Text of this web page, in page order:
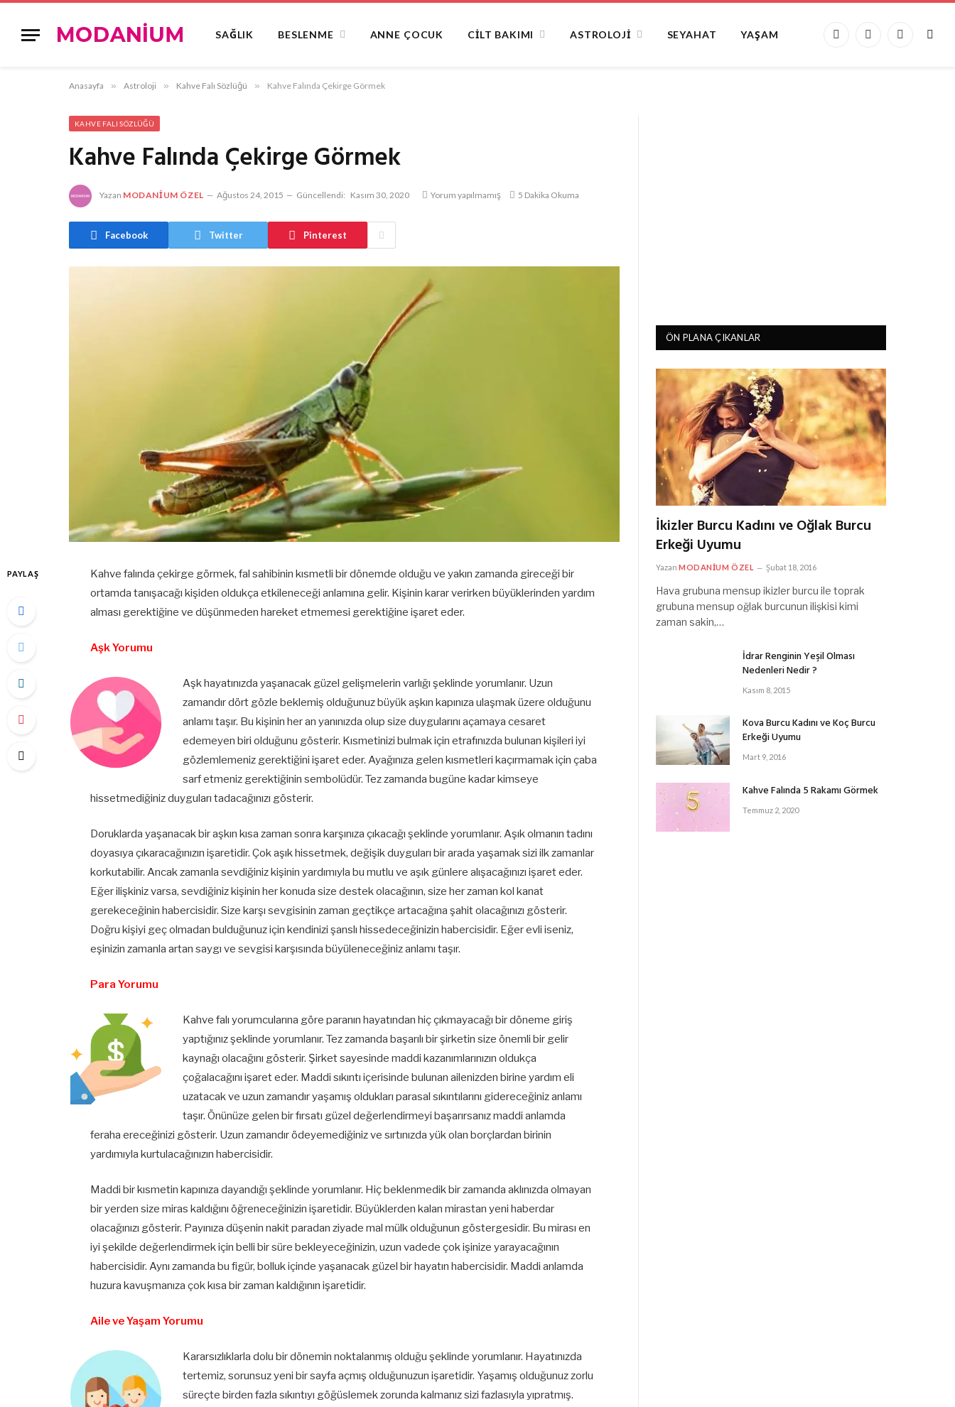
SAĞLIK BESLENME ANNE ÇOCUK CILT BAKIMI ASTROLOJI SEYAHAT YAŞAM
Facebook
X
Instagram
Anasayfa » Astroloji » Kahve Falı Sözlüğü » Kahve Falında Çekirge Görmek
KAHVE FALI SÖZLÜĞÜ
Kahve Falında Çekirge Görmek
Yazan MODANIUM ÖZEL Ağustos 24, 2015 Güncellendi: Kasım 30, 2020 Yorum yapılmamış 5 Dakika Okuma
Facebook Twitter Pinterest
PAYLAŞ
Kahve falında çekirge görmek, fal sahibinin kısmetli bir dönemde olduğu ve yakın zamanda gireceği bir
ortamda tanışacağı kişiden oldukça etkileneceği anlamına gelir. Kişinin karar verirken büyüklerinden yardım
alması gerektiğine ve düşünmeden hareket etmemesi gerektiğine işaret eder.
Aşk Yorumu
Aşk hayatınızda yaşanacak güzel gelişmelerin varlığı şeklinde yorumlanır. Uzun
zamandır dört gözle beklemiş olduğunuz büyük aşkın kapınıza ulaşmak üzere olduğunu
anlamı taşır. Bu kişinin her an yanınızda olup size duygularını açamaya cesaret
edemeyen biri olduğunu gösterir. Kısmetinizi bulmak için etrafınızda bulunan kişileri iyi
gözlemlemeniz gerektiğini işaret eder. Ayağınıza gelen kısmetleri kaçırmamak için çaba
sarf etmeniz gerektiğinin sembolüdür. Tez zamanda bugüne kadar kimseye
hissetmediğiniz duyguları tadacağınızı gösterir.
Doruklarda yaşanacak bir aşkın kısa zaman sonra karşınıza çıkacağı şeklinde yorumlanır. Aşık olmanın tadını
doyasıya çıkaracağınızın işaretidir. Çok aşık hissetmek, değişik duyguları bir arada yaşamak sizi ilk zamanlar
korkutabilir. Ancak zamanla sevdiğiniz kişinin yardımıyla bu mutlu ve aşık günlere alışacağınızı işaret eder.
Eğer ilişkiniz varsa, sevdiğiniz kişinin her konuda size destek olacağının, size her zaman kol kanat
gerekeceğinin habercisidir. Size karşı sevgisinin zaman geçtikçe artacağına şahit olacağınızı gösterir.
Doğru kişiyi geç olmadan bulduğunuz için kendinizi şanslı hissedeceğinizin habercisidir. Eğer evli iseniz,
eşinizin zamanla artan saygı ve sevgisi karşısında büyüleneceğiniz anlamı taşır.
Para Yorumu
Kahve falı yorumcularına göre paranın hayatından hiç çıkmayacağı bir döneme giriş
yaptığınız şeklinde yorumlanır. Tez zamanda başarılı bir şirketin size önemli bir gelir
kaynağı olacağını gösterir. Şirket sayesinde maddi kazanımlarınızın oldukça
çoğalacağını işaret eder. Maddi sıkıntı içerisinde bulunan ailenizden birine yardım eli
uzatacak ve uzun zamandır yaşamış oldukları parasal sıkıntılarını gidereceğiniz anlamı
taşır. Önünüze gelen bir fırsatı güzel değerlendirmeyi başarırsanız maddi anlamda
feraha ereceğinizi gösterir. Uzun zamandır ödeyemediğiniz ve sırtınızda yük olan borçlardan birinin
yardımıyla kurtulacağınızın habercisidir.
Maddi bir kısmetin kapınıza dayandığı şeklinde yorumlanır. Hiç beklenmedik bir zamanda aklınızda olmayan
bir yerden size miras kaldığını öğreneceğinizin işaretidir. Büyüklerden kalan mirastan yeni haberdar
olacağınızı gösterir. Payınıza düşenin nakit paradan ziyade mal mülk olduğunun göstergesidir. Bu mirası en
iyi şekilde değerlendirmek için belli bir süre bekleyeceğinizin, uzun vadede çok işinize yarayacağının
habercisidir. Aynı zamanda bu figür, bolluk içinde yaşanacak güzel bir hayatın habercisidir. Maddi anlamda
huzura kavuşmanıza çok kısa bir zaman kaldığının işaretidir.
Aile ve Yaşam Yorumu
Kararsızlıklarla dolu bir dönemin noktalanmış olduğu şeklinde yorumlanır. Hayatınızda
tertemiz, sorunsuz yeni bir sayfa açmış olduğunuzun işaretidir. Yaşamış olduğunuz zorlu
süreçte birden fazla sıkıntıyı göğüslemek zorunda kalmanız sizi fazlasıyla yıpratmış.
ÖN PLANA ÇIKANLAR
İkizler Burcu Kadını ve Oğlak Burcu
Erkeği Uyumu
Yazan MODANIUM ÖZEL Şubat 18, 2016
Hava grubuna mensup ikizler burcu ile toprak
grubuna mensup oğlak burcunun ilişkisi kimi
zaman sakin,…
İdrar Renginin Yeşil Olması
Nedenleri Nedir ?
Kasım 8, 2015
Kova Burcu Kadını ve Koç Burcu
Erkeği Uyumu
Mart 9, 2016
Kahve Falında 5 Rakamı Görmek
Temmuz 2, 2020